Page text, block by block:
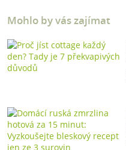
Mohlo by vás zajímat